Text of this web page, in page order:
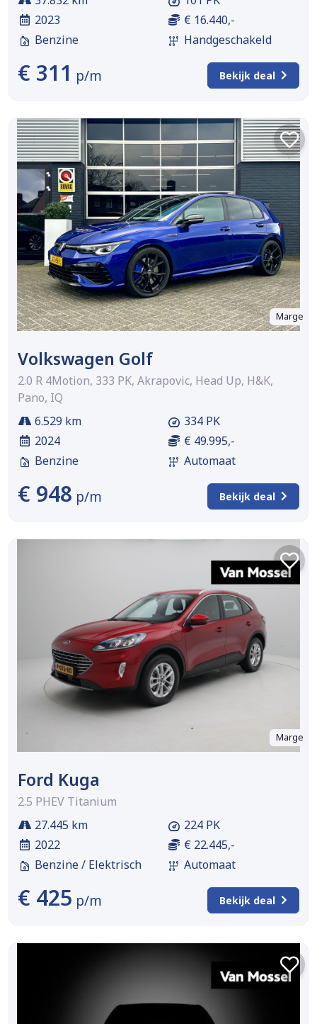
2023
Benzine
€ 16.440,-
Handgeschakeld
€ 311 p/m Bekijk deal
Marge
Volkswagen Golf
2.0 R 4Motion, 333 PK, Akrapovic, Head Up, H&K,
Pano, IQ
6.529 km
2024
Benzine
334 PK
€ 49.995,-
Automaat
€ 948 p/m Bekijk deal
Marge
Ford Kuga
2.5 PHEV Titanium
27.445 km
2022
Benzine / Elektrisch
224 PK
€ 22.445,-
Automaat
€ 425 p/m Bekijk deal